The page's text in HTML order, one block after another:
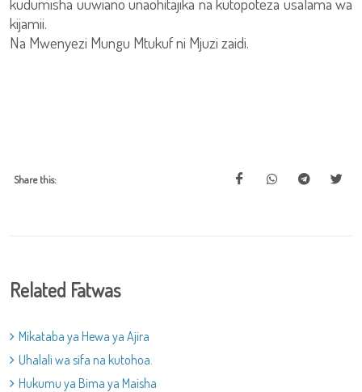
kijamii.
Na Mwenyezi Mungu Mtukuf ni Mjuzi zaidi.
Share this:
Related Fatwas
Mikataba ya Hewa ya Ajira
Uhalali wa sifa na kutohoa.
Hukumu ya Bima ya Maisha